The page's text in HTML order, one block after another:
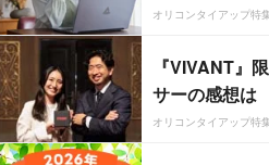
オリコンタイアップ特
『VIVANT』
サーの感想は
オリコンタイアップ特